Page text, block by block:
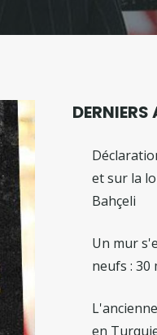
DERNIERS
et sur la
Bahçeli
Un mur
neufs : 30
en